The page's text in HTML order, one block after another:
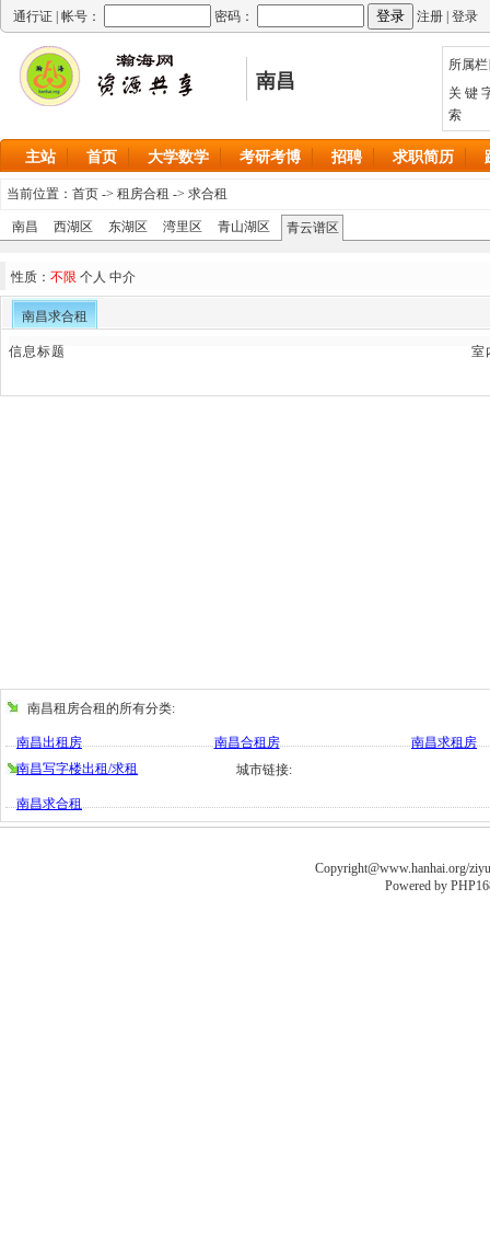
通行证 | 帐号： 密码： 注册 登录
南昌
所属
关 键
索
主站 首页 大学数学 考研考博 招聘 求职简历
当前位置： 首页 -> 租房合租 -> 求合租
南昌 西湖区 东湖区 湾里区 青山湖区 青云谱区
性质： 不限 个人 中介
南昌求合租
信息标题 室
南昌租房合租的所有分类:
南昌出租房 南昌合租房
南昌求租房
南昌写字楼出租/求租
城市链接:
南昌求合租
Copyright@www.hanhai.org/
Powered by